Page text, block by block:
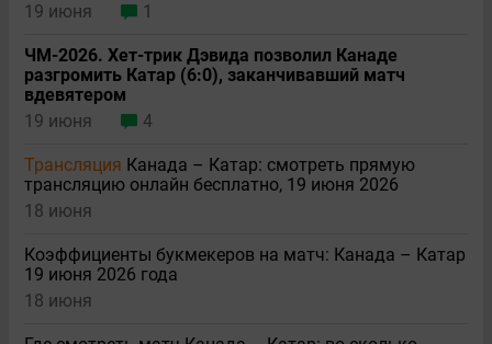
19 июня
1
ЧМ-2026. Хет-трик Дэвида позволил Канаде
разгромить Катар (6:0), заканчивавший матч
вдевятером
19 июня
4
Трансляция Канада – Катар: смотреть прямую
трансляцию онлайн бесплатно, 19 июня 2026
18 июня
Коэффициенты букмекеров на матч: Канада – Катар
19 июня 2026 года
18 июня